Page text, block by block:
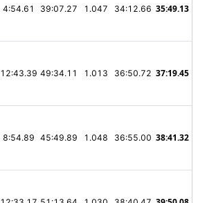
4:54.61 39:07.27 1.047 34:12.66 35:49.13
12:43.39 49:34.11 1.013 36:50.72 37:19.45
8:54.89 45:49.89 1.048 36:55.00 38:41.32